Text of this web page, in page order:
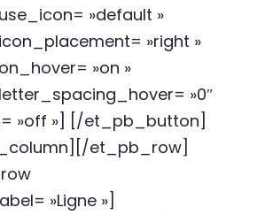
»default »
»right »
»on »
»0″
»off »] [/et_pb_button]
et_pb_row]
»Ligne »]